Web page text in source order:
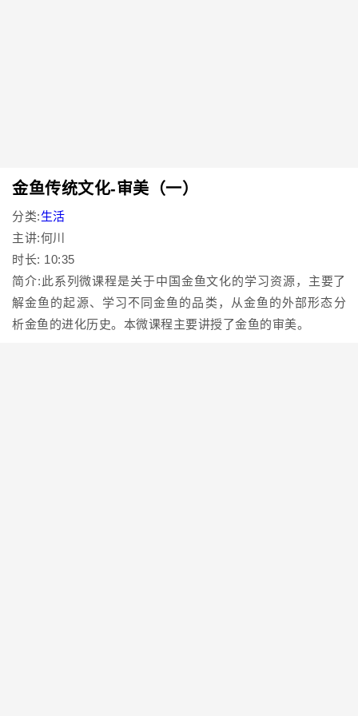
金鱼传统文化-审美（一）
分类:生活
主讲:何川
时长: 10:35
简介:此系列微课程是关于中国金鱼文化的学习资源，主要了
解金鱼的起源、学习不同金鱼的品类，从金鱼的外部形态分
析金鱼的进化历史。本微课程主要讲授了金鱼的审美。